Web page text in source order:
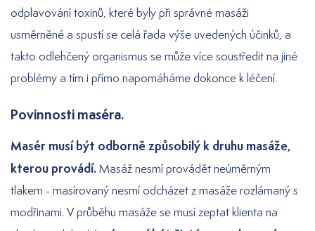
odplavování toxinů, které byly při správné masáži
usměrněné a spustí se celá řada výše uvedených účinků, a
takto odlehčený organismus se může více soustředit na jiné
problémy a tím i přímo napomáháme dokonce k léčení.
Povinnosti maséra.
Masér musí být odborně způsobilý k druhu masáže,
kterou provádí.Masáž nesmí provádět neúměrným
tlakem - masírovaný nesmí odcházet z masáže rozlámaný s
modřinami. V průběhu masáže se musí zeptat klienta na